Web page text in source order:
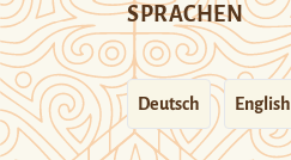
SPRACHEN
Deutsch English